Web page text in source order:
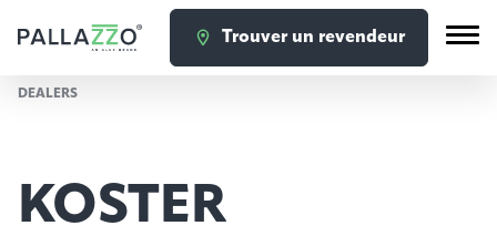
Trouver un revendeur
DEALERS
KOSTER